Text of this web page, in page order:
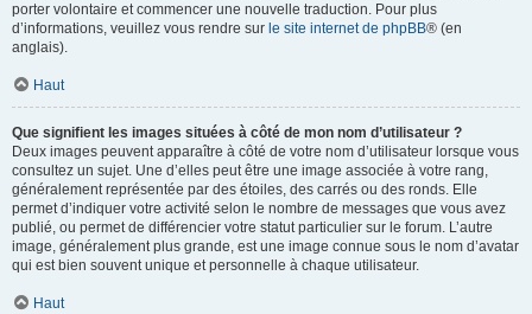
porter volontaire et commencer une nouvelle traduction. Pour plus
d’informations, veuillez vous rendre sur le site internet de phpBB® (en
anglais).
Haut
Que signifient les images situées à côté de mon nom d’utilisateur ?
Deux images peuvent apparaître à côté de votre nom d’utilisateur lorsque vous
consultez un sujet. Une d’elles peut être une image associée à votre rang,
généralement représentée par des étoiles, des carrés ou des ronds. Elle
permet d’indiquer votre activité selon le nombre de messages que vous avez
publié, ou permet de différencier votre statut particulier sur le forum. L’autre
image, généralement plus grande, est une image connue sous le nom d’avatar
qui est bien souvent unique et personnelle à chaque utilisateur.
Haut